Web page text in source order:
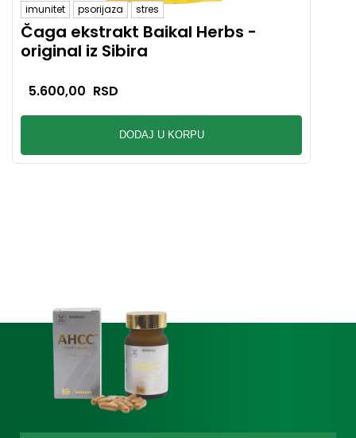
imunitet psorijaza stres
Čaga ekstrakt Baikal Herbs -
original iz Sibira
5.600,00 RSD
DODAJ U KORPU